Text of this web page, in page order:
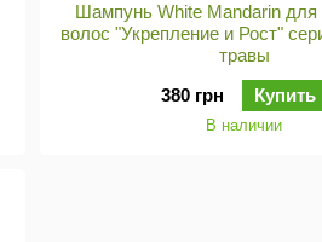
Шампунь White Mandarin для
волос "Укрепление и Рост"
травы
380 грн
Купить
В наличии